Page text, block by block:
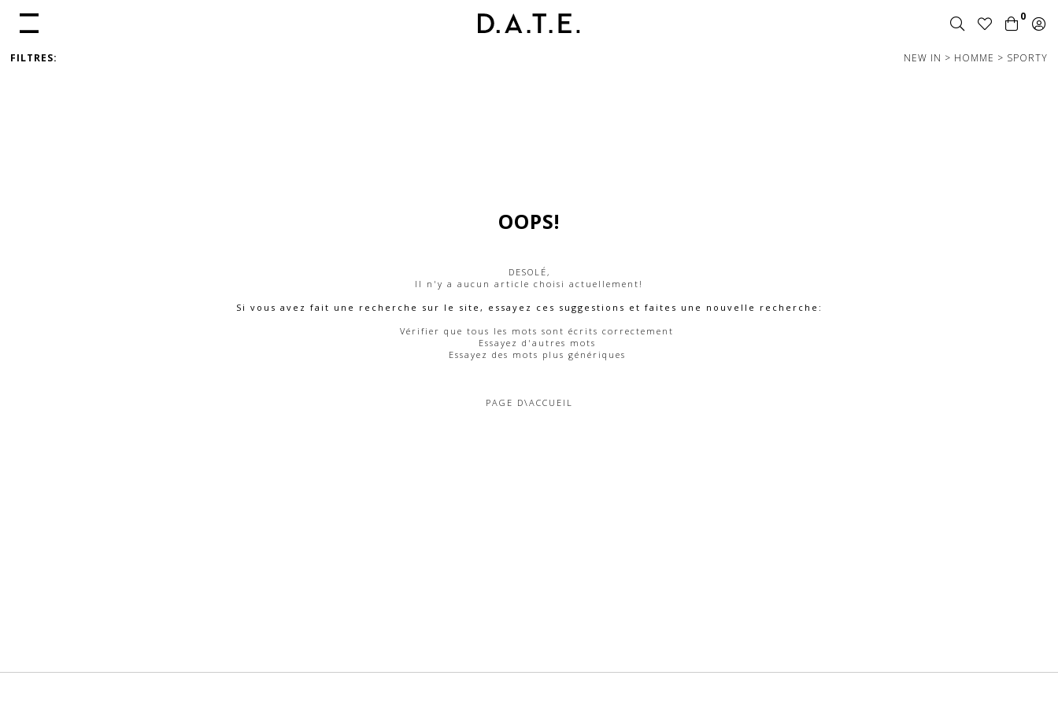
0
NEW IN > HOMME > SPORTY
FILTRES:
OOPS!
DESOLÉ,
Il n'y a aucun article choisi actuellement!
Si vous avez fait une recherche sur le site, essayez ces suggestions et faites une nouvelle recherche:
Vérifier que tous les mots sont écrits correctement
Essayez d'autres mots
Essayez des mots plus génériques
PAGE D\ACCUEIL